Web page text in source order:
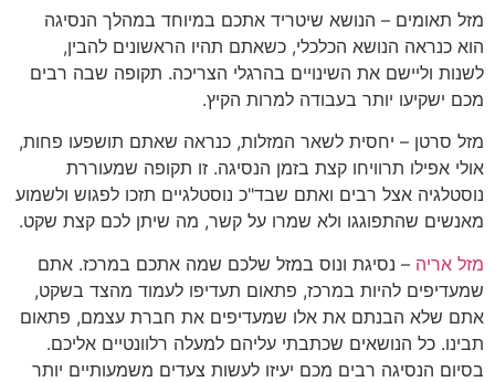
מזל תאומים – הנושא שיטריד אתכם במיוחד במהלך הנסיגה
הוא כנראה הנושא הכלכלי, כשאתם תהיו הראשונים להבין,
לשנות וליישם את השינויים בהרגלי הצריכה. תקופה שבה רבים
מכם ישקיעו יותר בעבודה למרות הקיץ.
מזל סרטן – יחסית לשאר המזלות, כנראה שאתם תושפעו פחות,
אולי אפילו תרוויחו קצת בזמן הנסיגה. זו תקופה שמעוררת
נוסטלגיה אצל רבים ואתם שבד"כ נוסטלגיים תזכו לפגוש ולשמוע
מאנשים שהתפוגגו ולא שמרו על קשר, מה שיתן לכם קצת שקט.
מזל אריה – נסיגת ונוס במזל שלכם שמה אתכם במרכז. אתם
שמעדיפים להיות במרכז, פתאום תעדיפו לעמוד מהצד בשקט,
אתם שלא הבנתם את אלו שמעדיפים את חברת עצמם, פתאום
תבינו. כל הנושאים שכתבתי עליהם למעלה רלוונטיים אליכם.
בסיום הנסיגה רבים מכם יעיזו לעשות צעדים משמעותיים יותר